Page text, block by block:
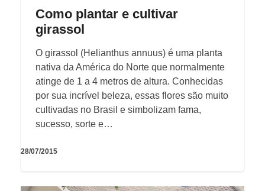
Como plantar e cultivar
girassol
O girassol (Helianthus annuus) é uma planta
nativa da América do Norte que normalmente
atinge de 1 a 4 metros de altura. Conhecidas
por sua incrível beleza, essas flores são muito
cultivadas no Brasil e simbolizam fama,
sucesso, sorte e…
28/07/2015